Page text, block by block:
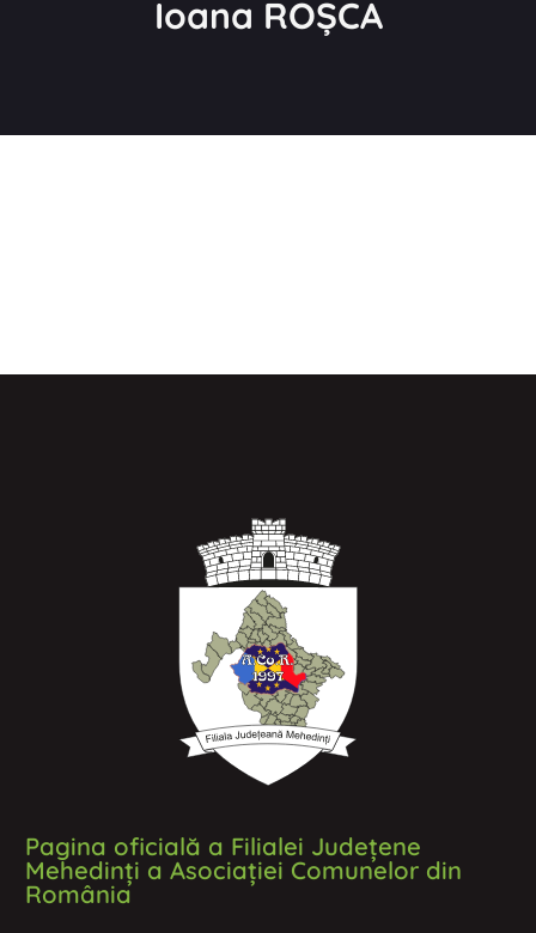
Ioana ROȘCA
Pagina oficială a Filialei Județene
Mehedinți a Asociației Comunelor din
România